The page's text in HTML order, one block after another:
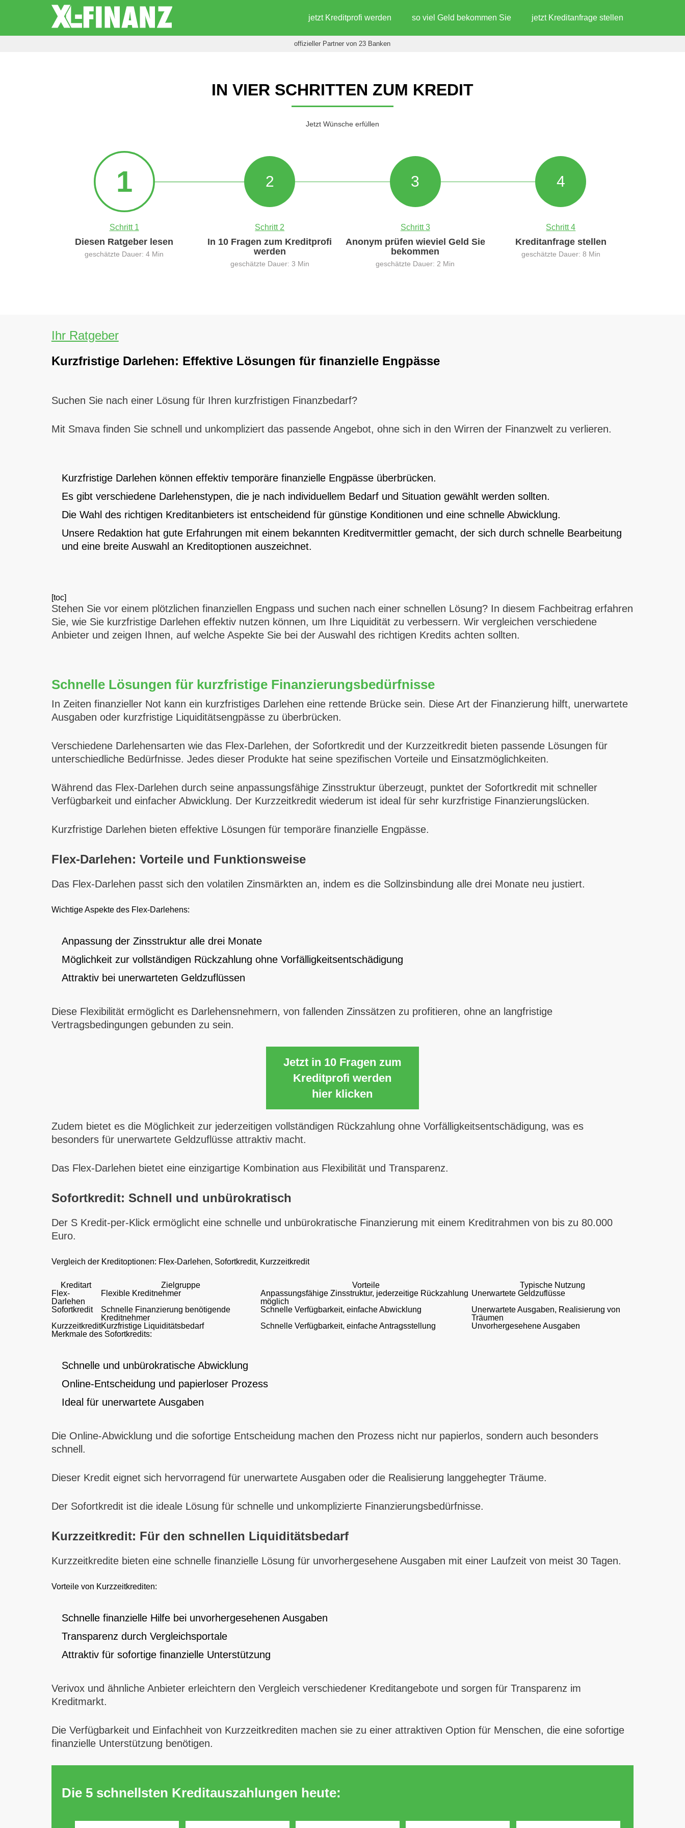
jetzt Kreditprofi werden so viel Geld bekommen Sie jetzt Kreditanfrage stellen
offizieller Partner von 23 Banken
IN VIER SCHRITTEN ZUM KREDIT
Jetzt Wünsche erfüllen
1
Schritt 1
Diesen Ratgeber lesen
geschätzte Dauer: 4 Min
2
Schritt 2
In 10 Fragen zum Kreditprofi
werden
geschätzte Dauer: 3 Min
3
Schritt 3
Anonym prüfen wieviel Geld Sie
bekommen
geschätzte Dauer: 2 Min
4
Schritt 4
Kreditanfrage stellen
geschätzte Dauer: 8 Min
Ihr Ratgeber
Kurzfristige Darlehen: Effektive Lösungen für finanzielle Engpässe
Suchen Sie nach einer Lösung für Ihren kurzfristigen Finanzbedarf?
Mit Smava finden Sie schnell und unkompliziert das passende Angebot, ohne sich in den Wirren der Finanzwelt zu verlieren.
Kurzfristige Darlehen können effektiv temporäre finanzielle Engpässe überbrücken.
Es gibt verschiedene Darlehenstypen, die je nach individuellem Bedarf und Situation gewählt werden sollten.
Die Wahl des richtigen Kreditanbieters ist entscheidend für günstige Konditionen und eine schnelle Abwicklung.
Unsere Redaktion hat gute Erfahrungen mit einem bekannten Kreditvermittler gemacht, der sich durch schnelle Bearbeitung
und eine breite Auswahl an Kreditoptionen auszeichnet.
[toc]
Stehen Sie vor einem plötzlichen finanziellen Engpass und suchen nach einer schnellen Lösung? In diesem Fachbeitrag erfahren
Sie, wie Sie kurzfristige Darlehen effektiv nutzen können, um Ihre Liquidität zu verbessern. Wir vergleichen verschiedene
Anbieter und zeigen Ihnen, auf welche Aspekte Sie bei der Auswahl des richtigen Kredits achten sollten.
Schnelle Lösungen für kurzfristige Finanzierungsbedürfnisse
In Zeiten finanzieller Not kann ein kurzfristiges Darlehen eine rettende Brücke sein. Diese Art der Finanzierung hilft, unerwartete
Ausgaben oder kurzfristige Liquiditätsengpässe zu überbrücken.
Verschiedene Darlehensarten wie das Flex-Darlehen, der Sofortkredit und der Kurzzeitkredit bieten passende Lösungen für
unterschiedliche Bedürfnisse. Jedes dieser Produkte hat seine spezifischen Vorteile und Einsatzmöglichkeiten.
Während das Flex-Darlehen durch seine anpassungsfähige Zinsstruktur überzeugt, punktet der Sofortkredit mit schneller
Verfügbarkeit und einfacher Abwicklung. Der Kurzzeitkredit wiederum ist ideal für sehr kurzfristige Finanzierungslücken.
Kurzfristige Darlehen bieten effektive Lösungen für temporäre finanzielle Engpässe.
Flex-Darlehen: Vorteile und Funktionsweise
Das Flex-Darlehen passt sich den volatilen Zinsmärkten an, indem es die Sollzinsbindung alle drei Monate neu justiert.
Wichtige Aspekte des Flex-Darlehens:
Anpassung der Zinsstruktur alle drei Monate
Möglichkeit zur vollständigen Rückzahlung ohne Vorfälligkeitsentschädigung
Attraktiv bei unerwarteten Geldzuflüssen
Diese Flexibilität ermöglicht es Darlehensnehmern, von fallenden Zinssätzen zu profitieren, ohne an langfristige
Vertragsbedingungen gebunden zu sein.
Jetzt in 10 Fragen zum
Kreditprofi werden
hier klicken
Zudem bietet es die Möglichkeit zur jederzeitigen vollständigen Rückzahlung ohne Vorfälligkeitsentschädigung, was es
besonders für unerwartete Geldzuflüsse attraktiv macht.
Das Flex-Darlehen bietet eine einzigartige Kombination aus Flexibilität und Transparenz.
Sofortkredit: Schnell und unbürokratisch
Der S Kredit-per-Klick ermöglicht eine schnelle und unbürokratische Finanzierung mit einem Kreditrahmen von bis zu 80.000
Euro.
Vergleich der Kreditoptionen: Flex-Darlehen, Sofortkredit, Kurzzeitkredit
Kreditart Zielgruppe Vorteile
Typische Nutzung
Flex-
Darlehen
Flexible Kreditnehmer
Anpassungsfähige Zinsstruktur, jederzeitige Rückzahlung
möglich
Unerwartete Geldzuflüsse
Sofortkredit
Schnelle Finanzierung benötigende
Kreditnehmer
Schnelle Verfügbarkeit, einfache Abwicklung
Unerwartete Ausgaben, Realisierung von
Träumen
KurzzeitkreditKurzfristige Liquiditätsbedarf Schnelle Verfügbarkeit, einfache Antragsstellung
Unvorhergesehene Ausgaben
Merkmale des Sofortkredits:
Schnelle und unbürokratische Abwicklung
Online-Entscheidung und papierloser Prozess
Ideal für unerwartete Ausgaben
Die Online-Abwicklung und die sofortige Entscheidung machen den Prozess nicht nur papierlos, sondern auch besonders
schnell.
Dieser Kredit eignet sich hervorragend für unerwartete Ausgaben oder die Realisierung langgehegter Träume.
Der Sofortkredit ist die ideale Lösung für schnelle und unkomplizierte Finanzierungsbedürfnisse.
Kurzzeitkredit: Für den schnellen Liquiditätsbedarf
Kurzzeitkredite bieten eine schnelle finanzielle Lösung für unvorhergesehene Ausgaben mit einer Laufzeit von meist 30 Tagen.
Vorteile von Kurzzeitkrediten:
Schnelle finanzielle Hilfe bei unvorhergesehenen Ausgaben
Transparenz durch Vergleichsportale
Attraktiv für sofortige finanzielle Unterstützung
Verivox und ähnliche Anbieter erleichtern den Vergleich verschiedener Kreditangebote und sorgen für Transparenz im
Kreditmarkt.
Die Verfügbarkeit und Einfachheit von Kurzzeitkrediten machen sie zu einer attraktiven Option für Menschen, die eine sofortige
finanzielle Unterstützung benötigen.
Die 5 schnellsten Kreditauszahlungen heute: